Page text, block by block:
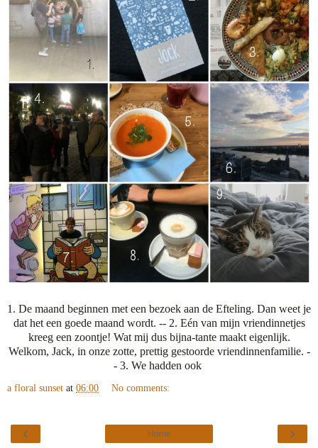
1. De maand beginnen met een bezoek aan de Efteling. Dan weet je
dat het een goede maand wordt. -- 2. Eén van mijn vriendinnetjes
kreeg een zoontje! Wat mij dus bijna-tante maakt eigenlijk.
Welkom, Jack, in onze zotte, prettig gestoorde vriendinnenfamilie. -
- 3. We hadden ook
a floral sunset at 06:00 No comments:
‹ ›
Home